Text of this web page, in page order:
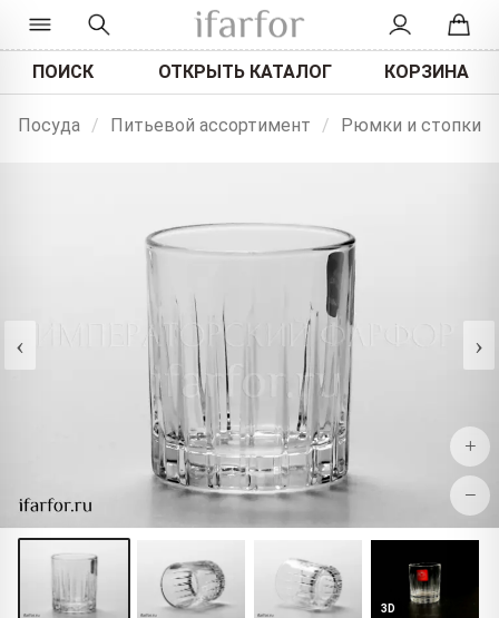
ПОИСК ОТКРЫТЬ КАТАЛОГ КОРЗИНА
Посуда / Питьевой ассортимент / Рюмки и стопки
‹ ›
+
−
3D